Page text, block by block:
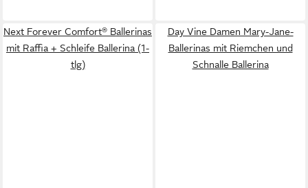
Next Forever Comfort® Ballerinas
mit Raffia + Schleife Ballerina (1-
tlg)
Day Vine Damen Mary-Jane-
Ballerinas mit Riemchen und
Schnalle Ballerina